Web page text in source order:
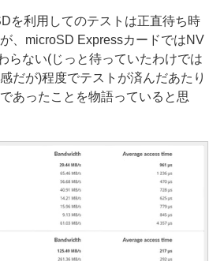
を利用してのテストは正直待ち時
、microSD ExpressカードではNV
らない(じっと待っていたわけでは
だが)程度でテストが済んだあたり
あったことを物語っていると思